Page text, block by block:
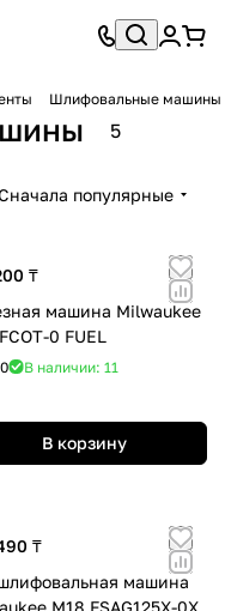
Шлифовальные машины
5
популярные
₸
машина Milwaukee
0 FUEL
0 В наличии: 11
В корзину
₸
машина
M18 FSAG125X-0X